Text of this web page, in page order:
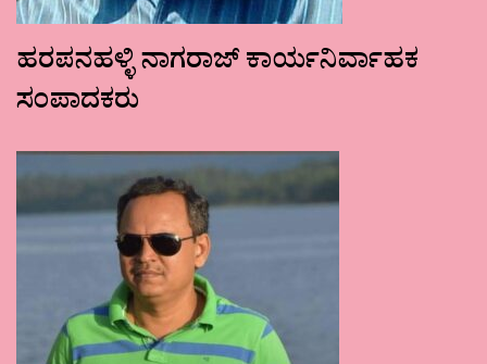
ಹರಪನಹಳ್ಳಿ ನಾಗರಾಜ್ ಕಾರ್ಯನಿರ್ವಾಹಕ
ಸಂಪಾದಕರು